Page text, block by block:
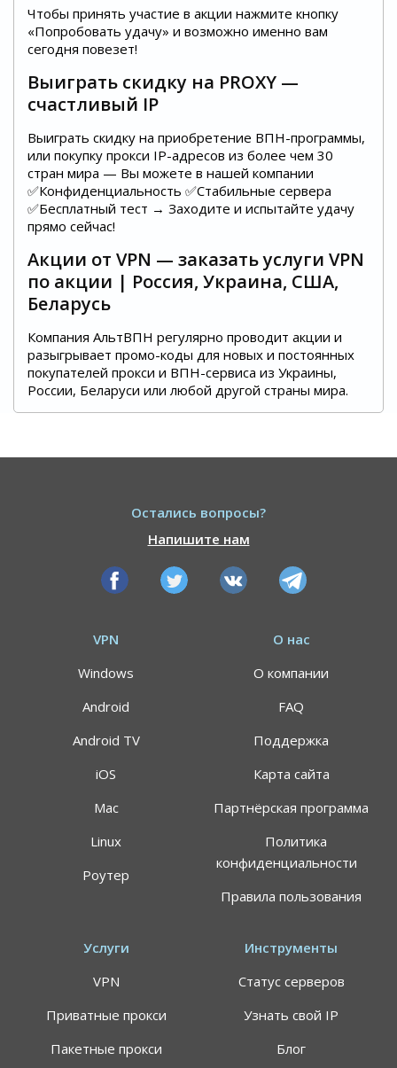
Чтобы принять участие в акции нажмите кнопку
«Попробовать удачу» и возможно именно вам
сегодня повезет!
Выиграть скидку на PROXY —
счастливый IP
Выиграть скидку на приобретение ВПН-программы,
или покупку прокси IP-адресов из более чем 30
стран мира — Вы можете в нашей компании
✅Конфиденциальность ✅Стабильные сервера
✅Бесплатный тест → Заходите и испытайте удачу
прямо сейчас!
Акции от VPN — заказать услуги VPN
по акции | Россия, Украина, США,
Беларусь
Компания АльтВПН регулярно проводит акции и
разыгрывает промо-коды для новых и постоянных
покупателей прокси и ВПН-сервиса из Украины,
России, Беларуси или любой другой страны мира.
Остались вопросы?
Напишите нам
VPN
Windows
Android
Android TV
iOS
Mac
Linux
Роутер
О нас
О компании
FAQ
Поддержка
Карта сайта
Партнёрская программа
Политика
конфиденциальности
Правила пользования
Услуги
VPN
Приватные прокси
Пакетные прокси
Инструменты
Статус серверов
Узнать свой IP
Блог